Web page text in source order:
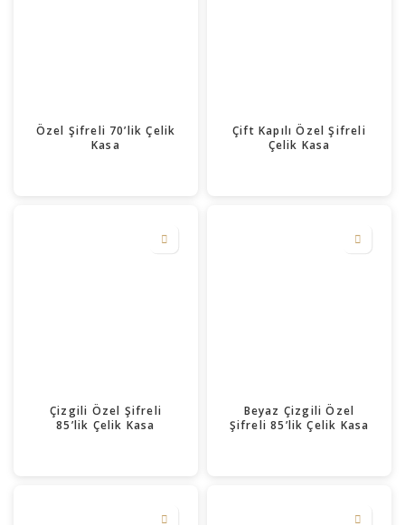
Özel Şifreli 70’lik Çelik
Kasa
Çift Kapılı Özel Şifreli
Çelik Kasa
Çizgili Özel Şifreli
85’lik Çelik Kasa
Beyaz Çizgili Özel
Şifreli 85’lik Çelik Kasa